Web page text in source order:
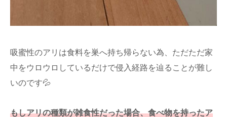
吸蜜性のアリは食料を巣へ持ち帰らない為、ただただ家
中をウロウロしているだけで侵入経路を辿ることが難し
いのです💦
もしアリの種類が雑食性だった場合、食べ物を持ったア